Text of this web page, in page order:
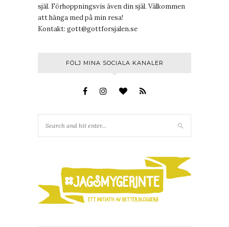
själ. Förhoppningsvis även din själ. Välkommen
att hänga med på min resa!
Kontakt: gott@gottforsjalen.se
FÖLJ MINA SOCIALA KANALER